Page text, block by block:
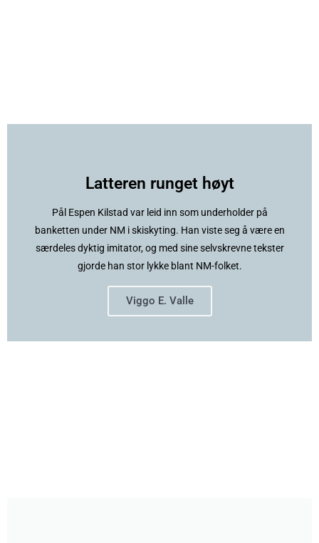
Latteren runget høyt
Pål Espen Kilstad var leid inn som underholder på
banketten under NM i skiskyting. Han viste seg å være en
særdeles dyktig imitator, og med sine selvskrevne tekster
gjorde han stor lykke blant NM-folket.
Viggo E. Valle